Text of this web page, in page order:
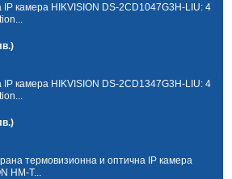
камера HIKVISION DS-2CD1047G3H-LIU: 4
камера HIKVISION DS-2CD1347G3H-LIU: 4
термовизионна и оптична IP камера
HM-T...